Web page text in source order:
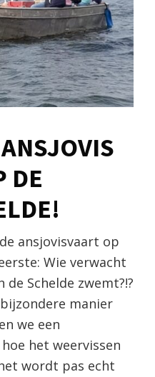
DE
ansjovisvaart op
Wie verwacht
Schelde zwemt?!?
manier
we een
het weervissen
wordt pas echt